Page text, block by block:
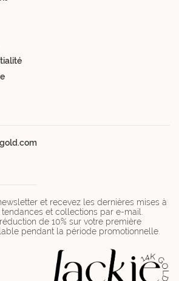
et recevez les dernières mises à
et collections par e-mail.
de 10% sur votre première
pendant la période promotionnelle.